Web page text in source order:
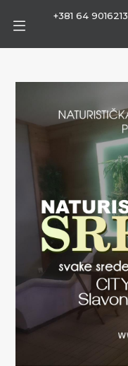
+381 64 9016213